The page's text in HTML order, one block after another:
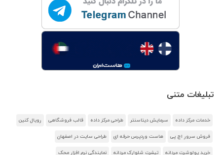
تبلیغات متنی
خدمات مرکز داده سرمایش دیتاسنتر طراحی مرکز داده قالب فروشگاهی رویال کنین
فروش سرور اچ پی هاست وردپرس حرفه ای طراحی سایت در اصفهان
خرید پولوشرت مردانه تیشرت شلوارک مردانه نمایندگی نرم افزار محک